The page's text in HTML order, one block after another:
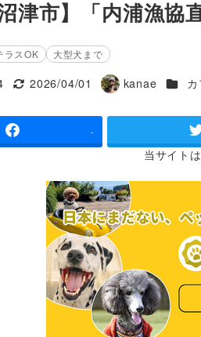
津市】「内浦漁協
ラスOK 大型犬まで
更新日
2026/04/01
著
kanae 施設
-
当サイトは